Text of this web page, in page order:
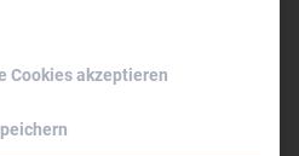
Cookies akzeptieren